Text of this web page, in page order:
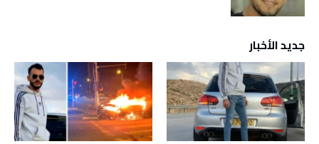
جديد الأخبار